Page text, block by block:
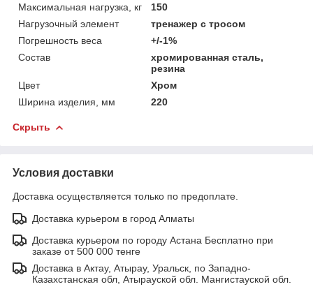
Максимальная нагрузка, кг
150
Нагрузочный элемент
тренажер с тросом
Погрешность веса
+/-1%
Состав
хромированная сталь,
резина
Цвет
Хром
Ширина изделия, мм
220
Скрыть
Условия доставки
Доставка осуществляется только по предоплате.
Доставка курьером в город Алматы
Доставка курьером по городу Астана Бесплатно при
заказе от 500 000 тенге
Доставка в Актау, Атырау, Уральск, по Западно-
Казахстанская обл, Атырауской обл. Мангистауской обл.